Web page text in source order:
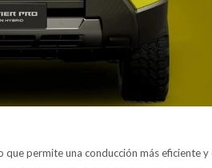
permite una conducción más eficiente y